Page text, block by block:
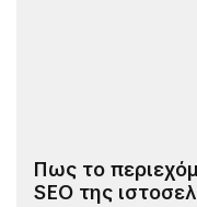
Πως το
SEO της